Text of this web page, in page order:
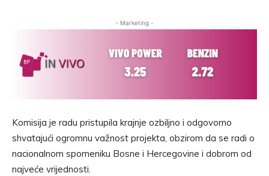
- Marketing -
Komisija je radu pristupila krajnje ozbiljno i odgovorno
shvatajući ogromnu važnost projekta, obzirom da se radi o
nacionalnom spomeniku Bosne i Hercegovine i dobrom od
najveće vrijednosti.